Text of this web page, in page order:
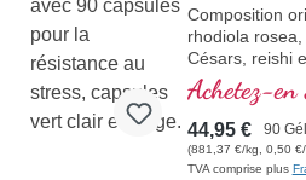
Composition
rhodiola
Césars, reishi
contribue à
mentale. La
cellules du
Achetez-
44,95 € 90
(881,37 €/kg, 0,50
TVA comprise plus